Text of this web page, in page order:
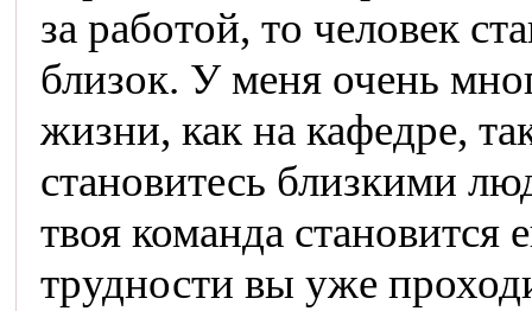
за работой, то человек
близок. У меня очень
жизни, как на кафедре,
становитесь близкими
твоя команда становится
трудности вы уже